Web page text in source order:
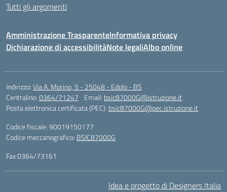
Tutti gli argomenti
Amministrazione TrasparenteInformativa privacy
Dichiarazione di accessibilitàNote legaliAlbo online
Indirizzo:Via A. Morino, 5 - 25048 - Edolo - BS
Centralino:0364/71247 Email: bsic87000G@istruzione.it
Posta elettronica certificata (PEC): bsic87000G@pec.istruzione.it
Codice fiscale: 90019150177
Codice meccanografico: BSIC87000G
Fax 0364/73161
Idea e progetto di Designers Italia